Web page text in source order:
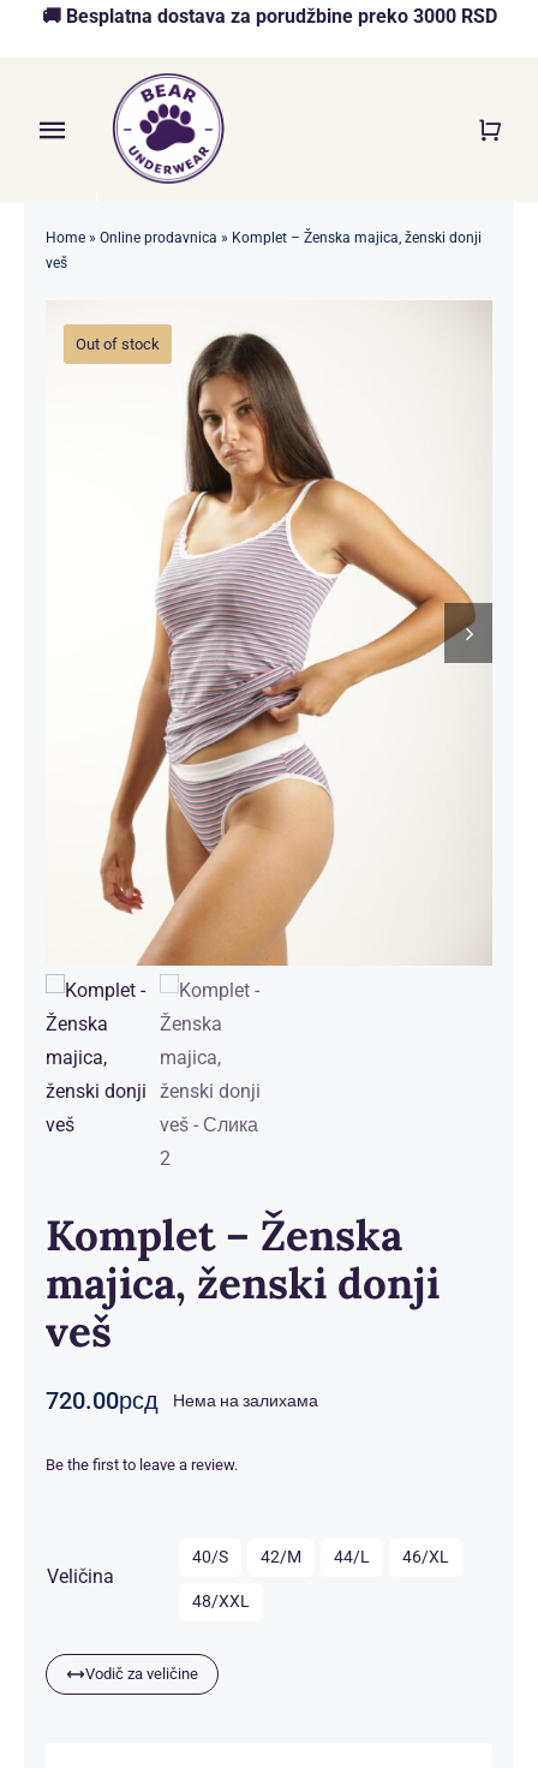
🚚 Besplatna dostava za porudžbine preko 3000 RSD
Toggle
Navigation
Akcija
O nama
Home» Online prodavnica » Komplet – Ženska majica, ženski donji
veš
Out of stock
Komplet – Ženska
majica, ženski donji
veš
720.00рсд Нема на залихама
Be the first to leave a review.
Veličina
40/S 42/M 44/L 46/XL
48/XXL
Vodič za veličine